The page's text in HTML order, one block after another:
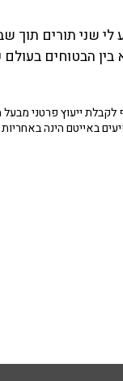
לי שני תורים
הבטוחים בעולם
ייעוץ פרטני
באייטם הינה